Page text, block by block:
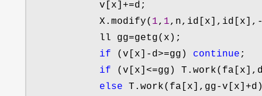
            v[x]
+=d;
            X.modify(
1, 1
            ll gg
=getg(x);
if (v[x]-d>=gg) continue ;
if (v[x]<=gg)
else T.work(fa[x],gg-v[x]+